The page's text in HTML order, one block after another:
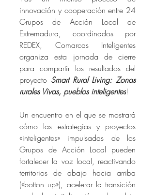
innovación y cooperación entre 24
Grupos de Acción Local de
Extremadura, coordinados por
REDEX, Comarcas Inteligentes
organiza esta jornada de cierre
para compartir los resultados del
proyecto Smart Rural Living: Zonas
rurales Vivas, pueblos inteligentes!
Un encuentro en el que se mostrará
cómo las estrategias y proyectos
«inteligentes» impulsadas de los
Grupos de Acción Local pueden
fortalecer la voz local, reactivando
territorios de abajo hacia arriba
(«botton up»), acelerar la transición